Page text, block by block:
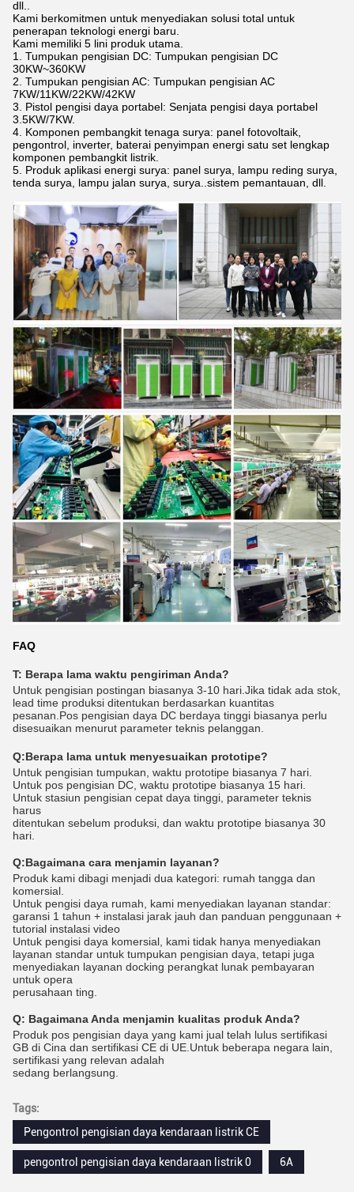
dll..
Kami berkomitmen untuk menyediakan solusi total untuk
penerapan teknologi energi baru.
Kami memiliki 5 lini produk utama.
1. Tumpukan pengisian DC: Tumpukan pengisian DC
30KW~360KW
2. Tumpukan pengisian AC: Tumpukan pengisian AC
7KW/11KW/22KW/42KW
3. Pistol pengisi daya portabel: Senjata pengisi daya portabel
3.5KW/7KW.
4. Komponen pembangkit tenaga surya: panel fotovoltaik,
pengontrol, inverter, baterai penyimpan energi satu set lengkap
komponen pembangkit listrik.
5. Produk aplikasi energi surya: panel surya, lampu reding surya,
tenda surya, lampu jalan surya, surya..sistem pemantauan, dll.
FAQ
T: Berapa lama waktu pengiriman Anda?
Untuk pengisian postingan biasanya 3-10 hari.Jika tidak ada stok,
lead time produksi ditentukan berdasarkan kuantitas
pesanan.Pos pengisian daya DC berdaya tinggi biasanya perlu
disesuaikan menurut parameter teknis pelanggan.
Q:Berapa lama untuk menyesuaikan prototipe?
Untuk pengisian tumpukan, waktu prototipe biasanya 7 hari.
Untuk pos pengisian DC, waktu prototipe biasanya 15 hari.
Untuk stasiun pengisian cepat daya tinggi, parameter teknis
harus
ditentukan sebelum produksi, dan waktu prototipe biasanya 30
hari.
Q:Bagaimana cara menjamin layanan?
Produk kami dibagi menjadi dua kategori: rumah tangga dan
komersial.
Untuk pengisi daya rumah, kami menyediakan layanan standar:
garansi 1 tahun + instalasi jarak jauh dan panduan penggunaan +
tutorial instalasi video
Untuk pengisi daya komersial, kami tidak hanya menyediakan
layanan standar untuk tumpukan pengisian daya, tetapi juga
menyediakan layanan docking perangkat lunak pembayaran
untuk opera
perusahaan ting.
Q: Bagaimana Anda menjamin kualitas produk Anda?
Produk pos pengisian daya yang kami jual telah lulus sertifikasi
GB di Cina dan sertifikasi CE di UE.Untuk beberapa negara lain,
sertifikasi yang relevan adalah
sedang berlangsung.
Tags:
Pengontrol pengisian daya kendaraan listrik CE
pengontrol pengisian daya kendaraan listrik 0 6A